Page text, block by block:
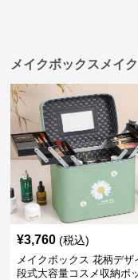
メイクボックスメイ
¥3,760 (税込)
メイクボックス 花柄デザ
段式大容量コスメ収納ボ